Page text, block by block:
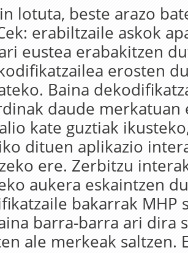
lotuta, beste arazo
erabiltzaile askok
eustea erabakitzen
erosten
Baina
daude merkatuan
kate guztiak
dituen aplikazio
ere. Zerbitzu
aukera eskaintzen
bakarrak MHP
barra-barra ari dira
ale merkeak saltzen.